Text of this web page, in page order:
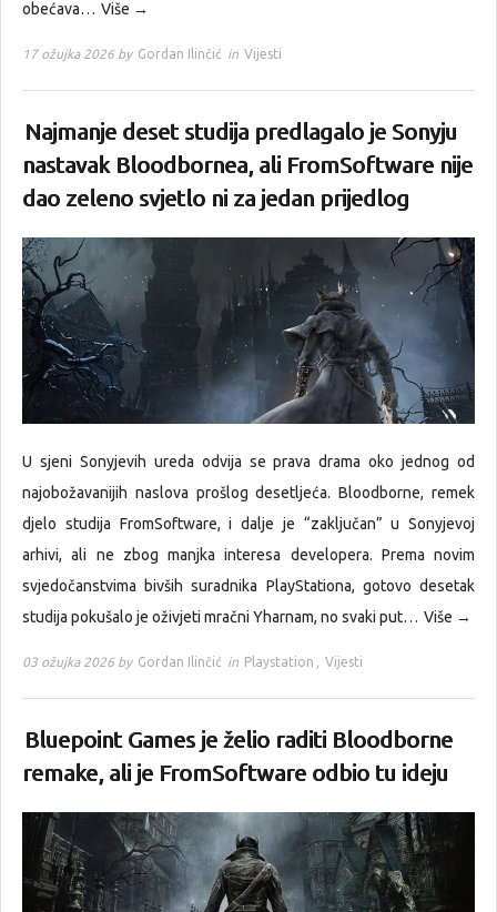
obećava… Više →
17 ožujka 2026 by Gordan Ilinčić in Vijesti
Najmanje deset studija predlagalo je Sonyju
nastavak Bloodbornea, ali FromSoftware nije
dao zeleno svjetlo ni za jedan prijedlog
U sjeni Sonyjevih ureda odvija se prava drama oko jednog od
najobožavanijih naslova prošlog desetljeća. Bloodborne, remek
djelo studija FromSoftware, i dalje je “zaključan” u Sonyjevoj
arhivi, ali ne zbog manjka interesa developera. Prema novim
svjedočanstvima bivših suradnika PlayStationa, gotovo desetak
studija pokušalo je oživjeti mračni Yharnam, no svaki put… Više →
03 ožujka 2026 by Gordan Ilinčić in Playstation , Vijesti
Bluepoint Games je želio raditi Bloodborne
remake, ali je FromSoftware odbio tu ideju